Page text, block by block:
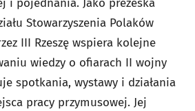
i pojednania. Jako prezeska
Stowarzyszenia Polaków
III Rzeszę wspiera kolejne
wiedzy o ofiarach II wojny
spotkania, wystawy i działania
pracy przymusowej. Jej